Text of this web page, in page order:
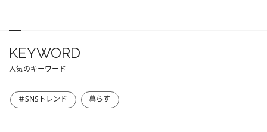
KEYWORD
人気のキーワード
＃SNSトレンド 暮らす